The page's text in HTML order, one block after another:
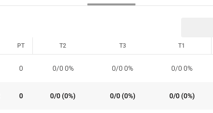
PT T2 T3 T1
0 0/0 0% 0/0 0% 0/0 0%
0 0/0 (0%) 0/0 (0%) 0/0 (0%)